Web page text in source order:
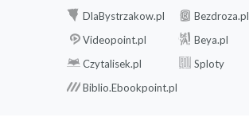
DlaBystrzakow.pl
Bezdroza.pl
Videopoint.pl
Beya.pl
Czytalisek.pl
Sploty
Biblio.Ebookpoint.pl